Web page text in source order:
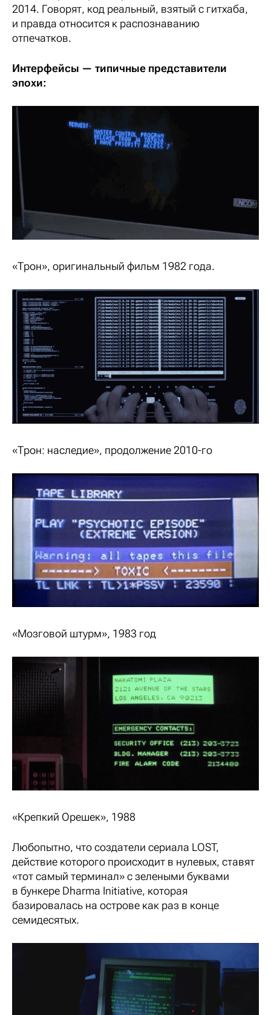
2014. Говорят, код реальный, взятый с гитхаба,
и правда относится к распознаванию
отпечатков.
Интерфейсы — типичные представители
эпохи:
«Трон», оригинальный фильм 1982 года.
«Трон: наследие», продолжение 2010-го
«Мозговой штурм», 1983 год
«Крепкий Орешек», 1988
Любопытно, что создатели сериала LOST,
действие которого происходит в нулевых, ставят
«тот самый терминал» с зелеными буквами
в бункере Dharma Initiative, которая
базировалась на острове как раз в конце
семидесятых.